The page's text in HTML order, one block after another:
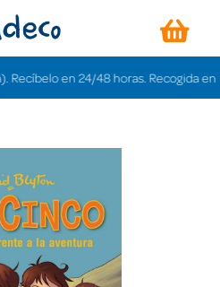
en 24/48 horas. Recogida en